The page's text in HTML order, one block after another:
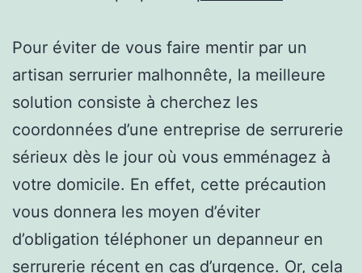
Pour éviter de vous faire mentir par un
artisan serrurier malhonnête, la meilleure
solution consiste à cherchez les
coordonnées d’une entreprise de serrurerie
sérieux dès le jour où vous emménagez à
votre domicile. En effet, cette précaution
vous donnera les moyen d’éviter
d’obligation téléphoner un depanneur en
serrurerie récent en cas d’urgence. Or, cela